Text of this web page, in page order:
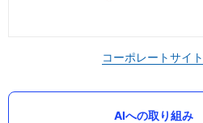
コーポレートサイト
AIへの取り組み